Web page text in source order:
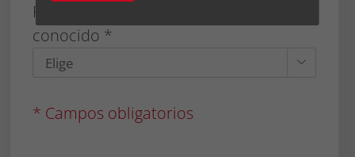
Por favor indique cómo nos ha
conocido *

* Campos obligatorios